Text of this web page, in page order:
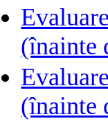
(înainte
(înainte